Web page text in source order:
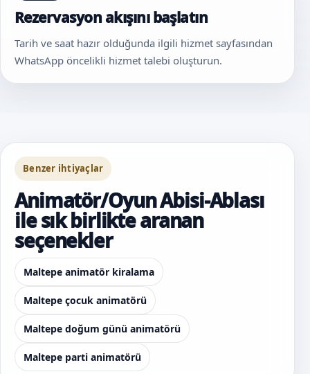
Rezervasyon akışını başlatın
Tarih ve saat hazır olduğunda ilgili hizmet sayfasından
WhatsApp öncelikli hizmet talebi oluşturun.
Benzer ihtiyaçlar
Animatör/Oyun Abisi-Ablası
ile sık birlikte aranan
seçenekler
Maltepe animatör kiralama
Maltepe çocuk animatörü
Maltepe doğum günü animatörü
Maltepe parti animatörü